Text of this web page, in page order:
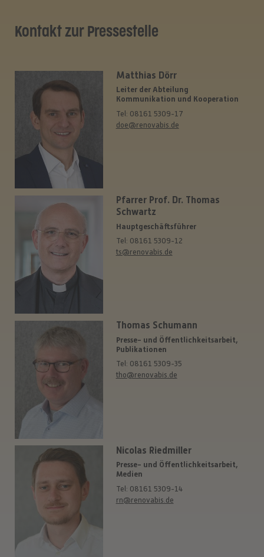
Kontakt zur Pressestelle
Matthias Dörr
Leiter der Abteilung
Kommunikation und Kooperation
Tel: 08161 5309-17
doe@renovabis.de
Pfarrer Prof. Dr. Thomas
Schwartz
Hauptgeschäftsführer
Tel: 08161 5309-12
ts@renovabis.de
Thomas Schumann
Presse- und Öffentlichkeitsarbeit,
Publikationen
Tel: 08161 5309-35
tho@renovabis.de
Nicolas Riedmiller
Presse- und Öffentlichkeitsarbeit,
Medien
Tel: 08161 5309-14
rn@renovabis.de